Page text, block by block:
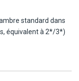
standard dans
équivalent à 2*/3*)